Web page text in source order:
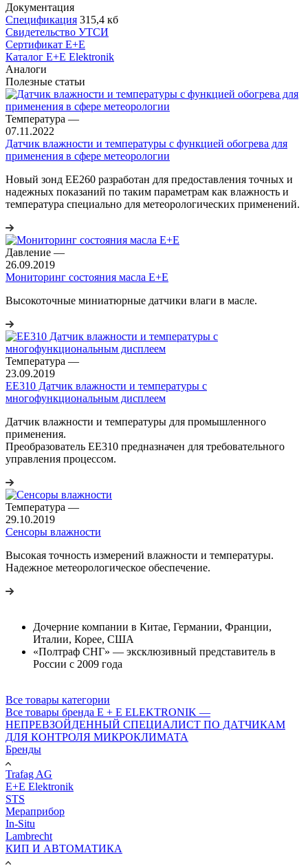
Документация
Спецификация 315,4 кб
Свидетельство УТСИ
Сертификат E+E
Каталог E+E Elektronik
Аналоги
Полезные статьи
Температура —
07.11.2022
Датчик влажности и температуры с функцией обогрева для
применения в сфере метеорологии
Новый зонд EE260 разработан для предоставления точных и
надежных показаний по таким параметрам как влажность и
температура специально для метеорологических применений.
Давление —
26.09.2019
Мониторинг состояния масла E+E
Высокоточные миниатюрные датчики влаги в масле.
Температура —
23.09.2019
EE310 Датчик влажности и температуры с
многофункциональным дисплеем
Датчик влажности и температуры для промышленного
применения.
Преобразователь EE310 предназначен для требовательного
управления процессом.
Температура —
29.10.2019
Сенсоры влажности
Высокая точность измерений влажности и температуры.
Надежное метеорологическое обеспечение.
Дочерние компании в Китае, Германии, Франции,
Италии, Корее, США
«Полтраф СНГ» — эксклюзивный представитель в
России с 2009 года
Все товары категории
Все товары бренда E + E ELEKTRONIK —
НЕПРЕВЗОЙДЕННЫЙ СПЕЦИАЛИСТ ПО ДАТЧИКАМ
ДЛЯ КОНТРОЛЯ МИКРОКЛИМАТА
Бренды
Trafag AG
E+E Elektronik
STS
Мераприбор
In-Situ
Lambrecht
КИП И АВТОМАТИКА